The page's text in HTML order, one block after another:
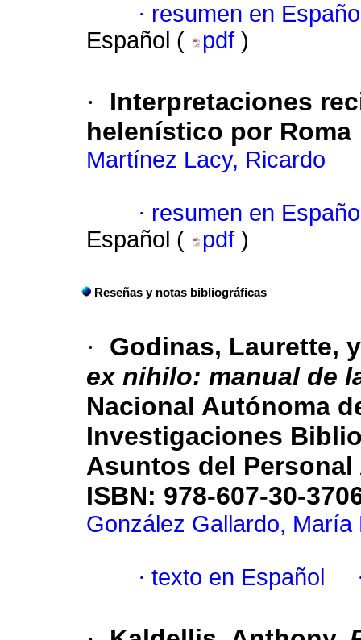
· resumen en
Español (
pdf )
·
Interpretaciones
helenístico por Roma
Martínez Lacy, Ricardo
· resumen en
Español (
pdf )
Reseñas y notas bibliográficas
·
Godinas, Laurette,
ex nihilo: manual de
Nacional Autónoma
Investigaciones
Asuntos del Personal
ISBN: 978-607-30-
González Gallardo, María
· texto en Español